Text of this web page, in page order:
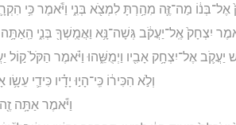
אֶל־בְּנ֔וֹ מַה־זֶּ֛ה מִהַ֥רְתָּ לִמְצֹ֖א בְּנִ֑י וַיֹּ֕אמֶר כִּ֥י
יִצְחָק֙ אֶֽל־יַעֲקֹ֔ב גְּשָׁה־נָּ֥א וַאֲמֻֽשְׁךָ֖ בְּנִ֑י הַֽאַתָּ֥ה
יַעֲקֹ֛ב אֶל־יִצְחָ֥ק אָבִ֖יו וַיְמֻשֵּׁ֑הוּ וַיֹּ֗אמֶר הַקֹּל֙ ק֣וֹל
וְלֹ֣א הִכִּיר֔וֹ כִּֽי־הָי֣וּ יָדָ֗יו כִּידֵ֛י
וַיֹּ֕אמֶר אַתָּ֥ה זֶ֖ה